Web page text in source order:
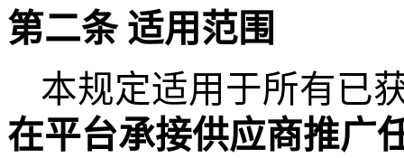
第二条 适用范围
本规定适用于所有 已
在平台承接供应商推广